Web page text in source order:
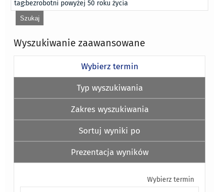
Wyszukiwanie zaawansowane
Wybierz termin
Typ wyszukiwania
Zakres wyszukiwania
Sortuj wyniki po
Prezentacja wyników
Wybierz termin